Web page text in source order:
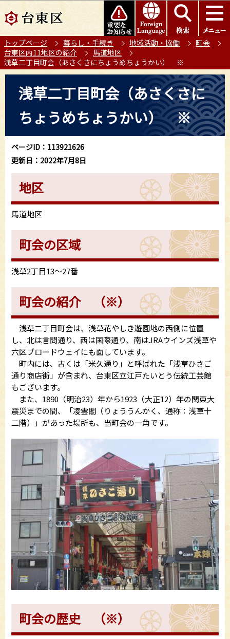
の
ー
ジ
の
このページの本文へ移動
トップページ 暮らし・手続き 地域活動・協働
町会
台東区内11地区の紹介
馬道地区
浅草二丁目町会（あさくさにちょうめちょうかい） ※
ら
浅草二丁目町会（あさくさに
ちょうめちょうかい） ※
ページID：113921626
更新日：2022年7月8日
地区
馬道地区
町会の区域
浅草2丁目13～27番
町会の紹介 （※）
浅草二丁目町会は、浅草花やしき遊園地の西側に位置
し、北は言問通り、西は国際通り、南はJRAウインズ浅草や
六区ブロードウェイにも面しています。
町内には、古くは「米久通り」と呼ばれた「浅草ひさご
通り商店街」が含まれ、台東区立江戸たいとう伝統工芸館
もございます。
また、1890（明治23）年から1923（大正12）年の関東大
震災までの間、「凌雲閣（りょううんかく、通称：浅草十
二階）」があった場所も、当町会の一角です。
町会の歴史 （※）